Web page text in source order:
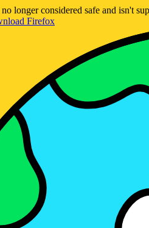
longer considered safe and isn't
Firefox